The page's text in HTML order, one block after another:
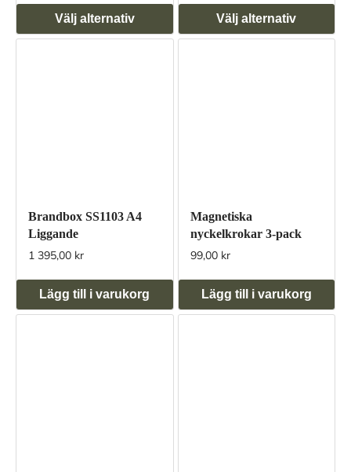
Välj alternativ Välj alternativ
Brandbox SS1103 A4
Liggande
1 395,00 kr
Lägg till i varukorg
Magnetiska
nyckelkrokar 3-pack
99,00 kr
Lägg till i varukorg